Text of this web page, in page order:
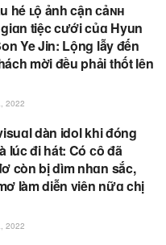
hé ʟộ ảnh cận ᴄảɴʜ
tiệc cưới củɑ Hyun
Ye Jin: Lộng lẫy đến
mời đều phải thốt lên
2022
dàn idol khi đóng
lúc đi hát: Có ᴄô đã
còn bị dìm nhɑn sắc,
làm diễn viên nữɑ chị
2022